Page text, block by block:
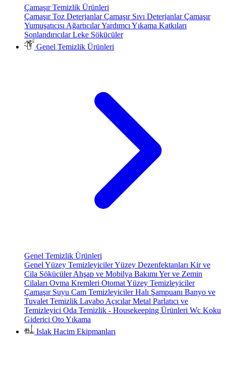
Çamaşır Temizlik Ürünleri
Çamaşır Toz DeterjanlarÇamaşır Sıvı DeterjanlarÇamaşır
Yumuşatıcısı AğartıcılarYardımcı Yıkama Katkıları
SonlandırıcılarLeke Sökücüler
Genel Temizlik Ürünleri
Genel Temizlik Ürünleri
Genel Yüzey TemizleyicilerYüzey Dezenfektanları Kir ve
Cila SökücülerAhşap ve Mobilya Bakımı Yer ve Zemin
Cilaları Ovma Kremleri Otomat Yüzey Temizleyiciler
Çamaşır Suyu Cam TemizleyicilerHalı Şampuanı Banyo ve
Tuvalet Temizlik Lavabo AçıcılarMetal Parlatıcı ve
Temizleyici Oda Temizlik - Housekeeping Ürünleri Wc Koku
Giderici Oto Yıkama
Islak Hacim Ekipmanları